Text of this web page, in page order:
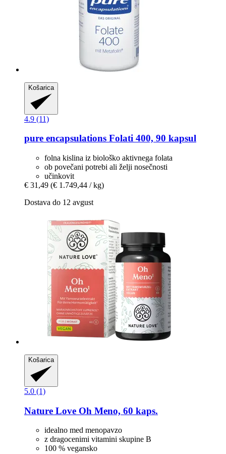
Košarica
4.9 (11)
pure encapsulations Folati 400, 90 kapsul
folna kislina iz biološko aktivnega folata
ob povečani potrebi ali želji nosečnosti
učinkovit
€ 31,49 (€ 1.749,44 / kg)
Dostava do 12 avgust
Košarica
5.0 (1)
Nature Love Oh Meno, 60 kaps.
idealno med menopavzo
z dragocenimi vitamini skupine B
100 % vegansko